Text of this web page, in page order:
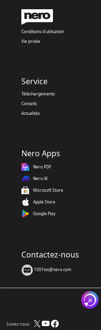
Conditions d'utilisation
Vie privée
Service
Téléchargements
Conseils
Actualités
Nero Apps
Nero PDF
Nero AI
Microsoft Store
Apple Store
Google Play
Contactez-nous
1001tvs@nero.com
Suivez-nous: